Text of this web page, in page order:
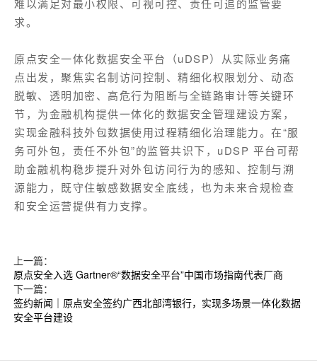
难以满足对最小权限、可视可控、责任可追的监管要
求。
原点安全一体化数据安全平台（uDSP）从实际业务痛
点出发，聚焦实名制访问控制、精细化权限划分、动态
脱敏、透明加密、高危行为阻断与全链路审计等关键环
节，为金融机构提供一体化的数据安全管理建设方案，
实现金融科技外包数据使用过程精细化治理能力。在“服
务可外包，责任不外包”的监管共识下，uDSP 平台可帮
助金融机构稳步提升对外包访问行为的感知、控制与溯
源能力，既守住敏感数据安全底线，也为未来合规检查
和安全运营提供有力支撑。
上一篇：
原点安全入选 Gartner®“数据安全平台”中国市场指南代表厂商
下一篇：
签约新闻｜原点安全签约广西北部湾银行，实现多场景一体化数据
安全平台建设